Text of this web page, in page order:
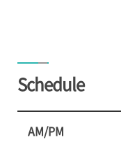
Schedule
AM/PM